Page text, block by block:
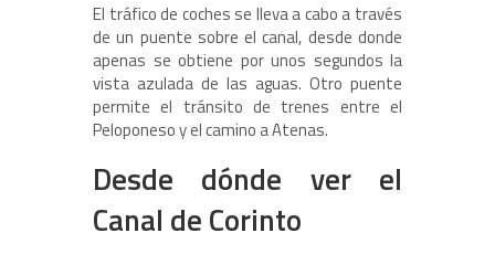
El tráfico de coches se lleva a cabo a través
de un puente sobre el canal, desde donde
apenas se obtiene por unos segundos la
vista azulada de las aguas. Otro puente
permite el tránsito de trenes entre el
Peloponeso y el camino a Atenas.
Desde dónde ver el
Canal de Corinto